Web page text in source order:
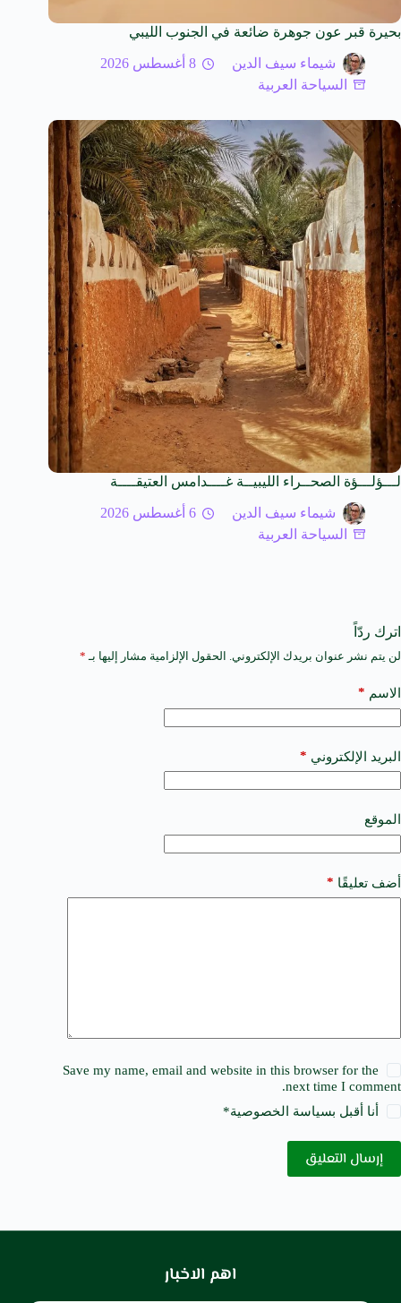
بحيرة قبر عون جوهرة ضائعة في الجنوب الليبي
شيماء سيف الدين
8 أغسطس 2026
السياحة العربية
لـــؤلـــؤة الصحــراء الليبيــة غــــدامس العتيقــــة
شيماء سيف الدين
6 أغسطس 2026
السياحة العربية
اترك ردّاً
لن يتم نشر عنوان بريدك الإلكتروني. الحقول الإلزامية مشار إليها بـ *
الاسم *
البريد الإلكتروني *
الموقع
أضف تعليقًا *
Save my name, email and website in this browser for the
next time I comment.
أنا أقبل بسياسة الخصوصية*
إرسال التعليق
A
t
e
a
t
i
e
:
اهم الاخبار